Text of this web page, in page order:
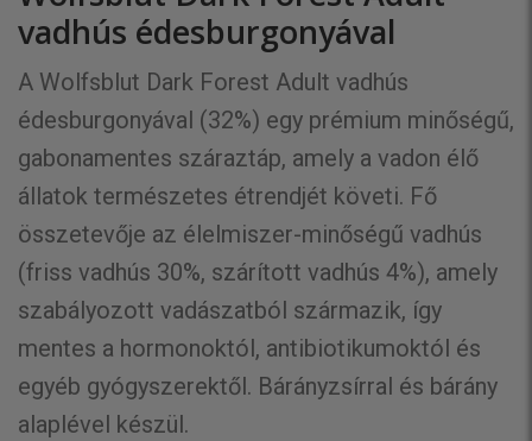
vadhús édesburgonyával
A Wolfsblut Dark Forest Adult vadhús
édesburgonyával (32%) egy prémium minőségű,
gabonamentes száraztáp, amely a vadon élő
állatok természetes étrendjét követi. Fő
összetevője az élelmiszer-minőségű vadhús
(friss vadhús 30%, szárított vadhús 4%), amely
szabályozott vadászatból származik, így
mentes a hormonoktól, antibiotikumoktól és
egyéb gyógyszerektől. Bárányzsírral és bárány
alaplével készül.